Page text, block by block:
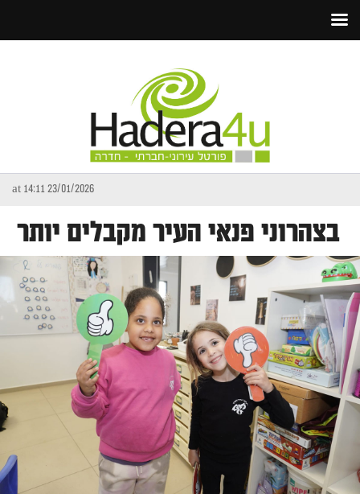
23/01/2026 at 14:11
בצהרוני פנאי העיר מקבלים יותר